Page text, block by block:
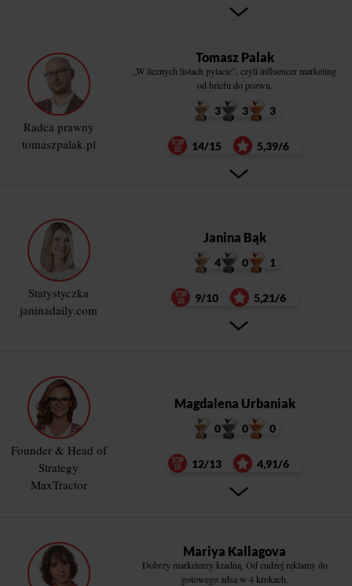
Radca prawny
tomaszpalak.pl
Tomasz Palak
„W licznych listach pytacie”, czyli influencer marketing
od briefu do pozwu.
3 3 3
14/15 5,39/6
Statystyczka
janinadaily.com
Janina Bąk
4 0 1
9/10 5,21/6
Founder & Head of
Strategy
MaxTractor
Magdalena Urbaniak
0 0 0
12/13 4,91/6
Mariya Kallagova
Dobrzy marketerzy kradną. Od cudzej reklamy do
gotowego adsa w 4 krokach.